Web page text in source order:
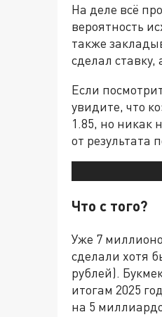
На деле всё
вероятность
также
сделал ставку,
Если
увидите, что
1.85, но никак
от результата
Что с того?
Уже 7
сделали хотя
рублей).
итогам 2025
на 5